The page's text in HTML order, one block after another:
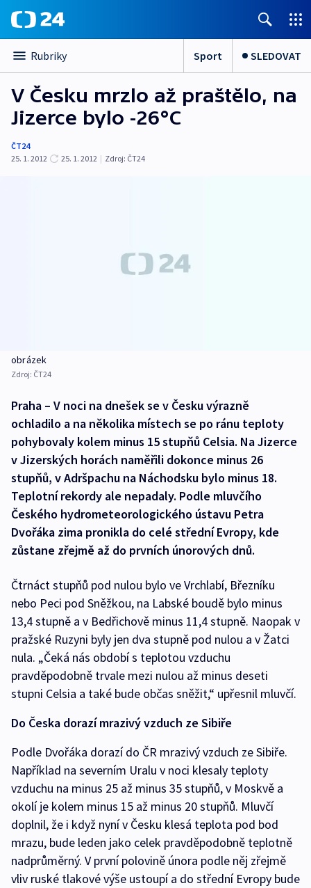
Rubriky Sport SLEDOVAT
V Česku mrzlo až praštělo, na
Jizerce bylo -26°C
ČT24
25. 1. 2012
25. 1. 2012 | Zdroj: ČT24
obrázek
Zdroj: ČT24
Praha – V noci na dnešek se v Česku výrazně
ochladilo a na několika místech se po ránu teploty
pohybovaly kolem minus 15 stupňů Celsia. Na Jizerce
v Jizerských horách naměřili dokonce minus 26
stupňů, v Adršpachu na Náchodsku bylo minus 18.
Teplotní rekordy ale nepadaly. Podle mluvčího
Českého hydrometeorologického ústavu Petra
Dvořáka zima pronikla do celé střední Evropy, kde
zůstane zřejmě až do prvních únorových dnů.
Čtrnáct stupňů pod nulou bylo ve Vrchlabí, Březníku
nebo Peci pod Sněžkou, na Labské boudě bylo minus
13,4 stupně a v Bedřichově minus 11,4 stupně. Naopak v
pražské Ruzyni byly jen dva stupně pod nulou a v Žatci
nula. „Čeká nás období s teplotou vzduchu
pravděpodobně trvale mezi nulou až minus deseti
stupni Celsia a také bude občas sněžit,“ upřesnil mluvčí.
Do Česka dorazí mrazivý vzduch ze Sibiře
Podle Dvořáka dorazí do ČR mrazivý vzduch ze Sibiře.
Například na severním Uralu v noci klesaly teploty
vzduchu na minus 25 až minus 35 stupňů, v Moskvě a
okolí je kolem minus 15 až minus 20 stupňů. Mluvčí
doplnil, že i když nyní v Česku klesá teplota pod bod
mrazu, bude leden jako celek pravděpodobně teplotně
nadprůměrný. V první polovině února podle něj zřejmě
vliv ruské tlakové výše ustoupí a do střední Evropy bude